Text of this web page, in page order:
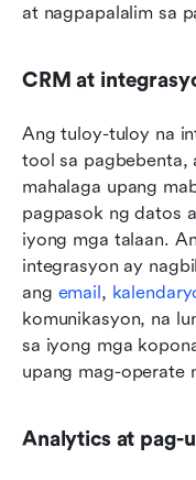
at nagpapalalim sa
CRM at
Ang tuloy-tuloy na
tool sa pagbebenta,
mahalaga upang
pagpasok ng datos
iyong mga talaan.
integrasyon ay
ang email,
komunikasyon, na
sa iyong mga
upang mag-operate
Analytics at pag-